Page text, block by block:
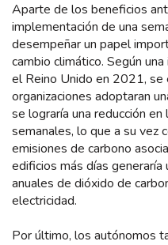
Aparte de los beneficios
implementación de una
desempeñar un papel
cambio climático. Según
el Reino Unido en 2021, se
organizaciones adoptaran
se lograría una reducción
semanales, lo que a su vez
emisiones de carbono
edificios más días
anuales de dióxido de
electricidad.
Por último, los autónomos